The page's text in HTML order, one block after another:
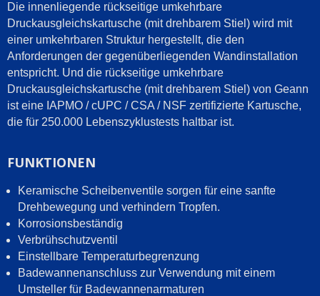
Die innenliegende rückseitige umkehrbare
Druckausgleichskartusche (mit drehbarem Stiel) wird mit
einer umkehrbaren Struktur hergestellt, die den
Anforderungen der gegenüberliegenden Wandinstallation
entspricht. Und die rückseitige umkehrbare
Druckausgleichskartusche (mit drehbarem Stiel) von Geann
ist eine IAPMO / cUPC / CSA / NSF zertifizierte Kartusche,
die für 250.000 Lebenszyklustests haltbar ist.
FUNKTIONEN
Keramische Scheibenventile sorgen für eine sanfte
Drehbewegung und verhindern Tropfen.
Korrosionsbeständig
Verbrühschutzventil
Einstellbare Temperaturbegrenzung
Badewannenanschluss zur Verwendung mit einem
Umsteller für Badewannenarmaturen